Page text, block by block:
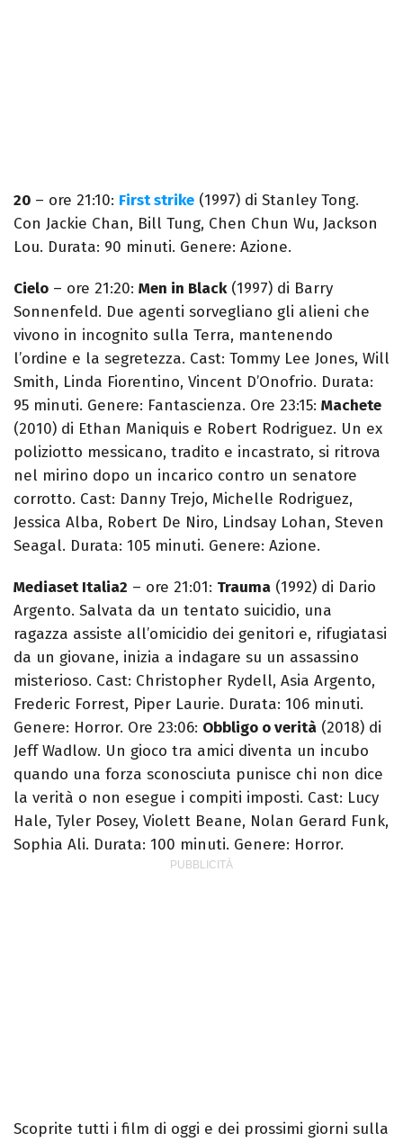
20 – ore 21:10: First strike (1997) di Stanley Tong.
Con Jackie Chan, Bill Tung, Chen Chun Wu, Jackson
Lou. Durata: 90 minuti. Genere: Azione.
Cielo – ore 21:20: Men in Black(1997) di Barry
Sonnenfeld. Due agenti sorvegliano gli alieni che
vivono in incognito sulla Terra, mantenendo
l’ordine e la segretezza. Cast: Tommy Lee Jones, Will
Smith, Linda Fiorentino, Vincent D’Onofrio. Durata:
95 minuti. Genere: Fantascienza. Ore 23:15: Machete
(2010) di Ethan Maniquis e Robert Rodriguez. Un ex
poliziotto messicano, tradito e incastrato, si ritrova
nel mirino dopo un incarico contro un senatore
corrotto. Cast: Danny Trejo, Michelle Rodriguez,
Jessica Alba, Robert De Niro, Lindsay Lohan, Steven
Seagal. Durata: 105 minuti. Genere: Azione.
Mediaset Italia2 – ore 21:01: Trauma (1992) di Dario
Argento. Salvata da un tentato suicidio, una
ragazza assiste all’omicidio dei genitori e, rifugiatasi
da un giovane, inizia a indagare su un assassino
misterioso. Cast: Christopher Rydell, Asia Argento,
Frederic Forrest, Piper Laurie. Durata: 106 minuti.
Genere: Horror. Ore 23:06: Obbligo o verità (2018) di
Jeff Wadlow. Un gioco tra amici diventa un incubo
quando una forza sconosciuta punisce chi non dice
la verità o non esegue i compiti imposti. Cast: Lucy
Hale, Tyler Posey, Violett Beane, Nolan Gerard Funk,
Sophia Ali. Durata: 100 minuti. Genere: Horror.
Scoprite tutti i film di oggi e dei prossimi giorni sulla